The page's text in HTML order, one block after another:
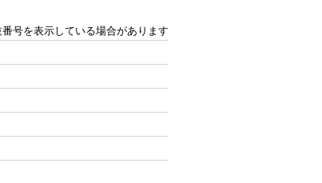
号を表示している場合があります